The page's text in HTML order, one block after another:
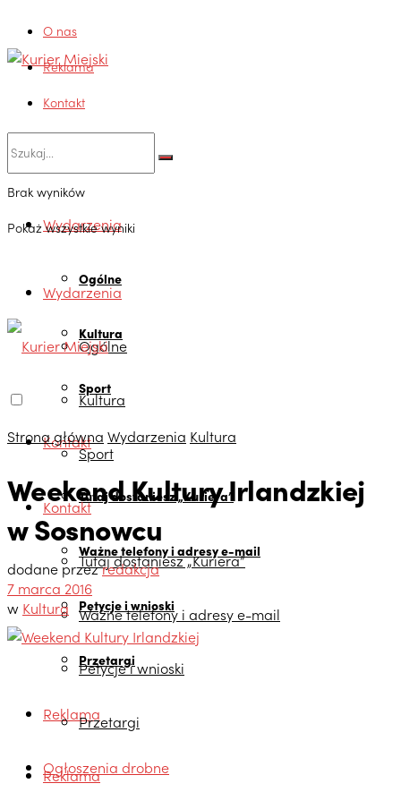
O nas
Reklama
Kontakt
Brak wyników
Pokaż wszystkie wyniki
Wydarzenia
Ogólne
Kultura
Sport
Kontakt
Tutaj dostaniesz „Kuriera”
Ważne telefony i adresy e-mail
Petycje i wnioski
Przetargi
Reklama
Ogłoszenia drobne
Wydarzenia
Ogólne
Kultura
Sport
Kontakt
Tutaj dostaniesz „Kuriera”
Ważne telefony i adresy e-mail
Petycje i wnioski
Przetargi
Reklama
Strona główna Wydarzenia Kultura
Weekend Kultury Irlandzkiej
w Sosnowcu
dodane przezredakcja
7 marca 2016
w Kultura